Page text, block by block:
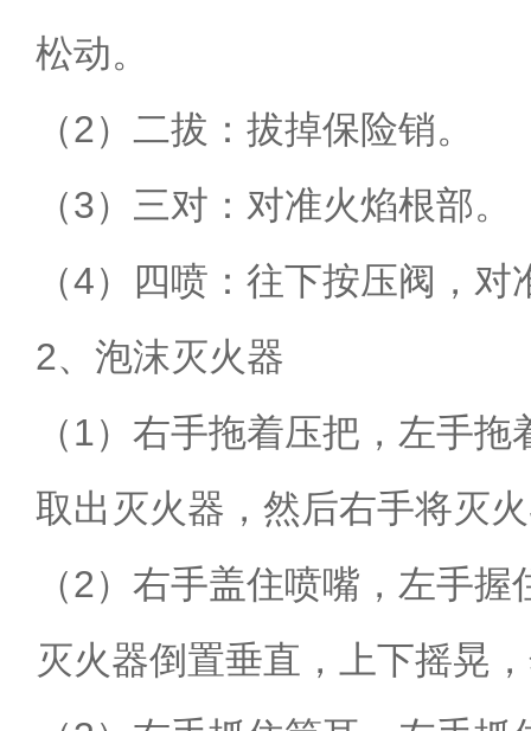
松动。
（2）二拔：拔掉保险销。
（3）三对：对准火焰根部。
（4）四喷：往下按压阀 ，
2、泡沫灭火器
（1）右手拖着压把 ，左手
取出灭火器，然后右手将灭
（2）右手盖住喷嘴 ，左手
灭火器倒置垂直，上下摇晃